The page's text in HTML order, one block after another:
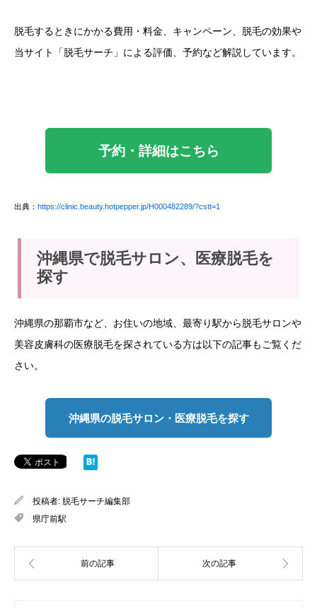
脱毛するときにかかる費用・料金、キャンペーン、脱毛の効果や
当サイト「脱毛サーチ」による評価、予約など解説しています。
予約・詳細はこちら
出典： https://clinic.beauty.hotpepper.jp/H000482289/?cstt=1
沖縄県で脱毛サロン、医療脱毛を
探す
沖縄県の那覇市など、お住いの地域、最寄り駅から脱毛サロンや
美容皮膚科の医療脱毛を探されている方は以下の記事もご覧くだ
さい。
沖縄県の脱毛サロン・医療脱毛を探す
投稿者: 脱毛サーチ編集部
県庁前駅